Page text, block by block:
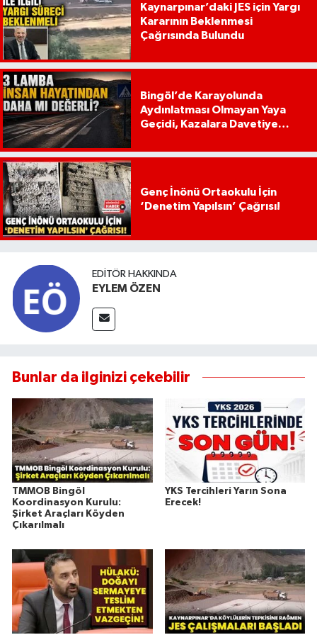
Kaynarpınar’daki JES için Yargı
Kararının Beklenmesi
Çağrısında Bulundu
Bingöl’de Karayolunda
Aydınlatması Olmayan Yaya
Geçidi, Kazalara Davetiye
Genç İnönü Ortaokulu İçin
‘Denetim Yapılsın’ Çağrısı!
EDITÖR HAKKINDA
EYLEM ÖZEN
Bunlar da ilginizi çekebilir
TMMOB Bingöl
Koordinasyon Kurulu:
Şirket Araçları Köyden
Çıkarılmalı
YKS Tercihleri Yarın Sona
Erecek!